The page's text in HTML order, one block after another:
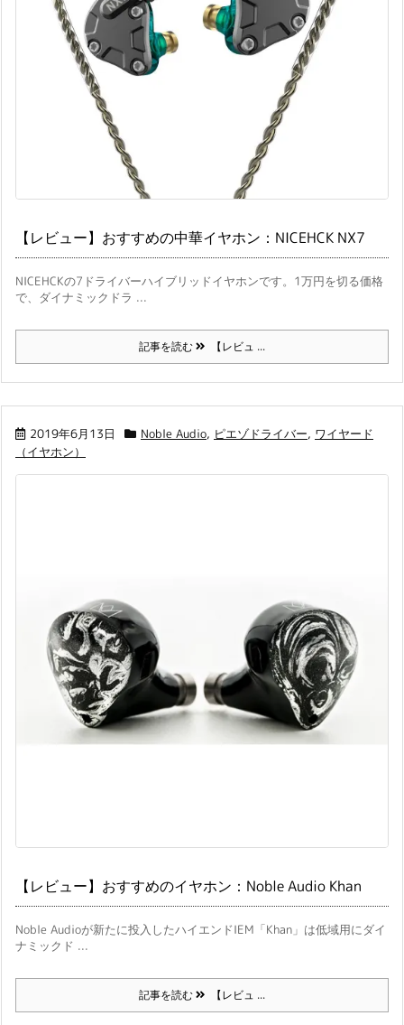
【レビュー】おすすめの中華イヤホン：NICEHCK NX7
NICEHCKの7ドライバーハイブリッドイヤホンです。1万円を切る価格
で、ダイナミックドラ ...
記事を読む 【レビュ ...
2019年6月13日 Noble Audio, ピエゾドライバー, ワイヤード
（イヤホン）
【レビュー】おすすめのイヤホン：Noble Audio Khan
Noble Audioが新たに投入したハイエンドIEM「Khan」は低域用にダイ
ナミックド ...
記事を読む 【レビュ ...